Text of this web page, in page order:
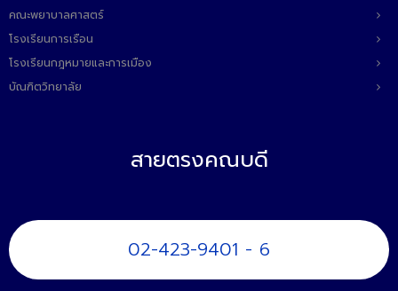
คณะพยาบาลศาสตร์
โรงเรียนการเรือน
โรงเรียนกฎหมายและการเมือง
บัณฑิตวิทยาลัย
สายตรงคณบดี
02-423-9401 - 6